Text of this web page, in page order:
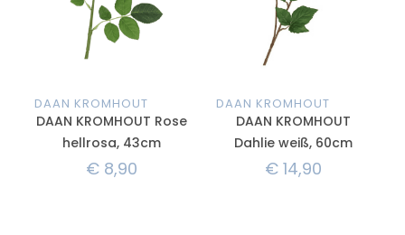
DAAN KROMHOUT
DAAN KROMHOUT Rose
hellrosa, 43cm
€ 8,90
DAAN KROMHOUT
DAAN KROMHOUT
Dahlie weiß, 60cm
€ 14,90